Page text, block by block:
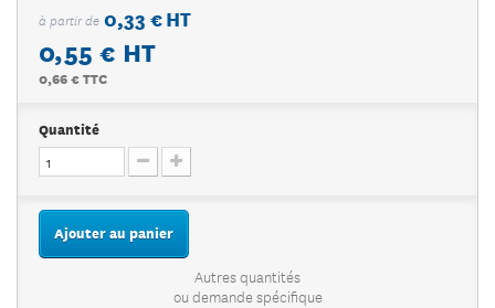
à partir de 0,33 € HT
0,55 € HT
0,66 € TTC
Quantité
Ajouter au panier
Autres quantités
ou demande spécifique